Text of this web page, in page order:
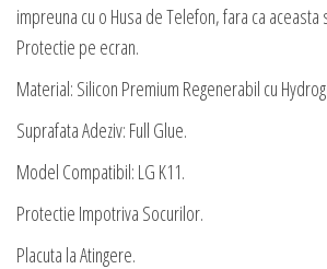
impreuna cu o Husa de Telefon, fara ca aceasta
Protectie pe ecran.
Material: Silicon Premium Regenerabil cu
Suprafata Adeziv: Full Glue.
Model Compatibil: LG K11.
Protectie Impotriva Socurilor.
Placuta la Atingere.